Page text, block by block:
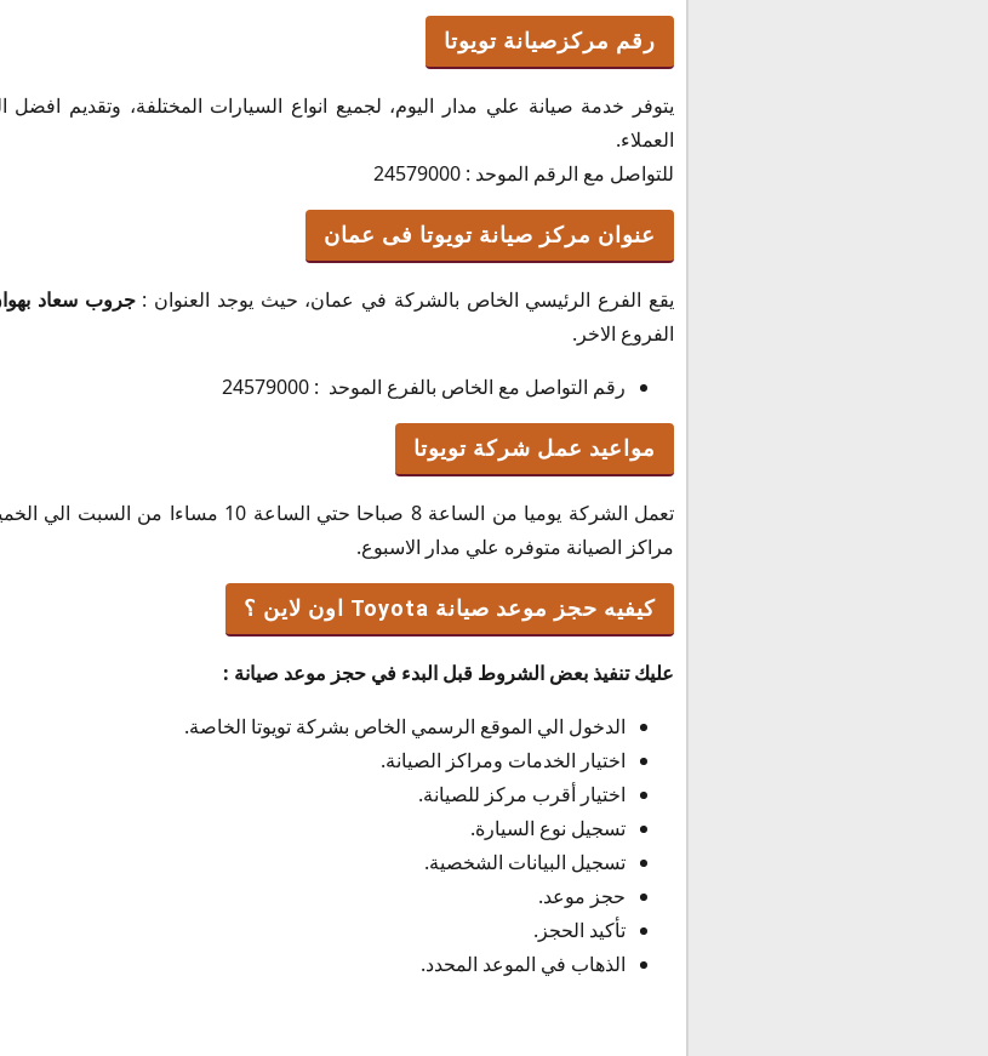
رقم مركزصيانة تويوتا
يتوفر خدمة صيانة علي مدار اليوم، لجميع انواع السيارات المختلفة، وتقديم افضل
العملاء.
للتواصل مع الرقم الموحد : 24579000
عنوان مركز صيانة تويوتا فى عمان
يقع الفرع الرئيسي الخاص بالشركة في عمان، حيث يوجد العنوان :جروب سعاد
الفروع الاخر.
رقم التواصل مع الخاص بالفرع الموحد : 24579000
مواعيد عمل شركة تويوتا
تعمل الشركة يوميا من الساعة 8 صباحا حتي
مراكز الصيانة متوفره علي مدار الاسبوع.
كيفيه حجز موعد صيانة Toyota اون لاين ؟
عليك تنفيذ بعض الشروط قبل البدء في حجز موعد صيانة :
الدخول الي الموقع الرسمي الخاص بشركة تويوتا الخاصة.
اختيار الخدمات ومراكز الصيانة.
اختيار أقرب مركز للصيانة.
تسجيل نوع السيارة.
تسجيل البيانات الشخصية.
حجز موعد.
تأكيد الحجز.
الذهاب في الموعد المحدد.